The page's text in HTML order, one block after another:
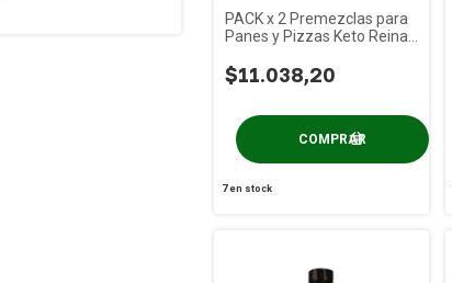
PACK x 2 Premezclas para
Panes y Pizzas Keto Reina
$11.038,20
7en stock